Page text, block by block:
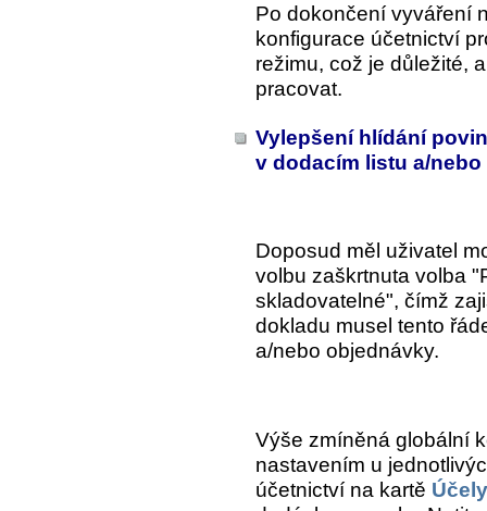
Po dokončení vyváření
konfigurace účetnictví
režimu, což je důležité,
pracovat.
Vylepšení hlídání
v dodacím listu a/
Doposud měl uživatel
volbu zaškrtnuta volba
skladovatelné", čímž
dokladu musel tento
a/nebo objednávky.
Výše zmíněná globální
nastavením u
účetnictví na kartě